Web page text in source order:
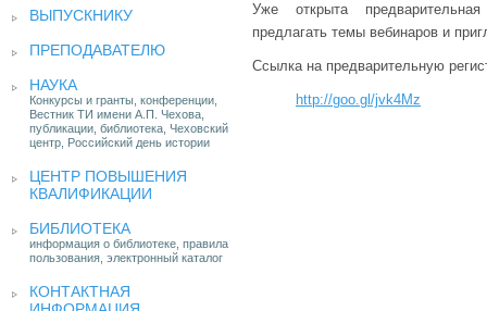
ВЫПУСКНИКУ
ПРЕПОДАВАТЕЛЮ
НАУКА
Конкурсы и гранты, конференции,
Вестник ТИ имени А.П. Чехова,
публикации, библиотека, Чеховский
центр, Российский день истории
ЦЕНТР ПОВЫШЕНИЯ
КВАЛИФИКАЦИИ
БИБЛИОТЕКА
информация о библиотеке, правила
пользования, электронный каталог
КОНТАКТНАЯ
Уже открыта
предлагать темы вебинаров и
Ссылка на предварительную
http://goo.gl/jvk4Mz